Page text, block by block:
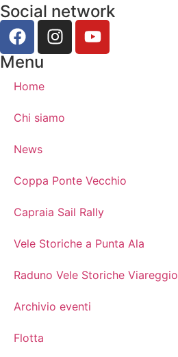
Social network
Menu
Home
Chi siamo
News
Coppa Ponte Vecchio
Capraia Sail Rally
Vele Storiche a Punta Ala
Raduno Vele Storiche Viareggio
Archivio eventi
Flotta